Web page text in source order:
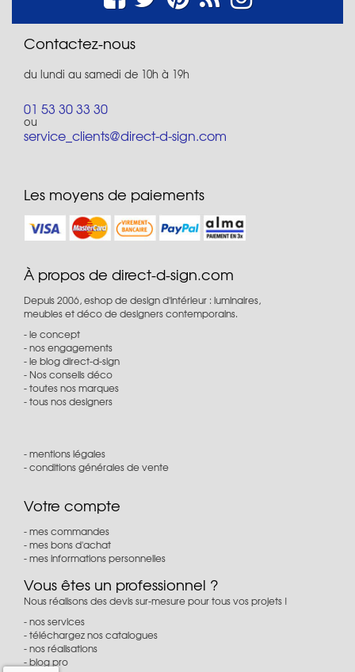
Contactez-nous
du lundi au samedi de 10h à 19h
01 53 30 33 30
ou
service_clients@direct-d-sign.com
Les moyens de paiements
À propos de direct-d-sign.com
Depuis 2006, eshop de design d'intérieur : luminaires,
meubles et déco de designers contemporains.
le concept
nos engagements
le blog direct-d-sign
Nos conseils déco
toutes nos marques
tous nos designers
mentions légales
conditions générales de vente
Votre compte
mes commandes
mes bons d'achat
mes informations personnelles
Vous êtes un professionnel ?
Nous réalisons des devis sur-mesure pour tous vos projets !
nos services
téléchargez nos catalogues
nos réalisations
blog pro